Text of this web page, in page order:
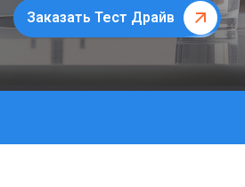
Заказать Тест Драйв